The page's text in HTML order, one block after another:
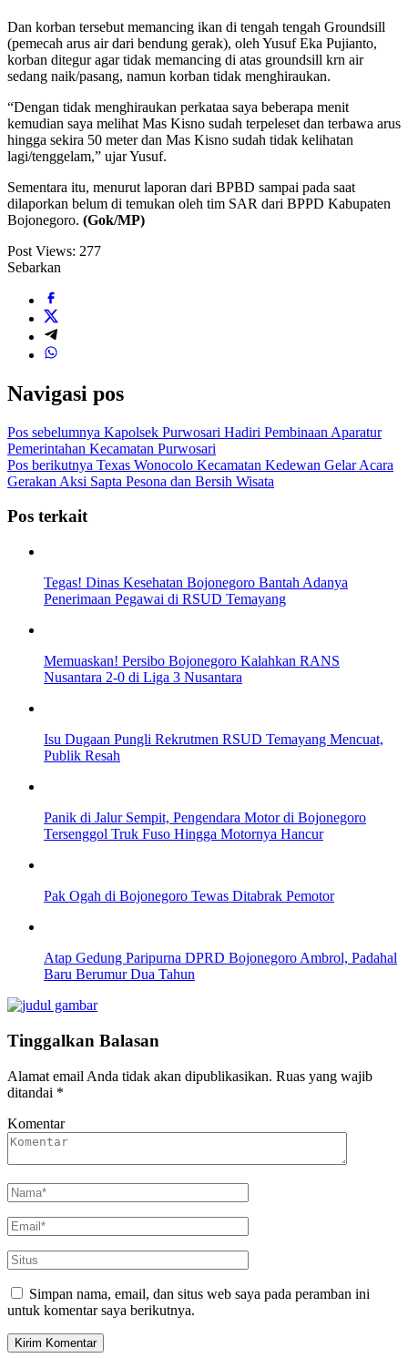
Dan korban tersebut memancing ikan di tengah tengah Groundsill
(pemecah arus air dari bendung gerak), oleh Yusuf Eka Pujianto,
korban ditegur agar tidak memancing di atas groundsill krn air
sedang naik/pasang, namun korban tidak menghiraukan.
“Dengan tidak menghiraukan perkataa saya beberapa menit
kemudian saya melihat Mas Kisno sudah terpeleset dan terbawa arus
hingga sekira 50 meter dan Mas Kisno sudah tidak kelihatan
lagi/tenggelam,” ujar Yusuf.
Sementara itu, menurut laporan dari BPBD sampai pada saat
dilaporkan belum di temukan oleh tim SAR dari BPPD Kabupaten
Bojonegoro. (Gok/MP)
Post Views: 277
Sebarkan
Navigasi pos
Pos sebelumnya Kapolsek Purwosari Hadiri Pembinaan Aparatur
Pemerintahan Kecamatan Purwosari
Pos berikutnya Texas Wonocolo Kecamatan Kedewan Gelar Acara
Gerakan Aksi Sapta Pesona dan Bersih Wisata
Pos terkait
Tegas! Dinas Kesehatan Bojonegoro Bantah Adanya
Penerimaan Pegawai di RSUD Temayang
Memuaskan! Persibo Bojonegoro Kalahkan RANS
Nusantara 2-0 di Liga 3 Nusantara
Isu Dugaan Pungli Rekrutmen RSUD Temayang Mencuat,
Publik Resah
Panik di Jalur Sempit, Pengendara Motor di Bojonegoro
Tersenggol Truk Fuso Hingga Motornya Hancur
Pak Ogah di Bojonegoro Tewas Ditabrak Pemotor
Atap Gedung Paripurna DPRD Bojonegoro Ambrol, Padahal
Baru Berumur Dua Tahun
Tinggalkan Balasan
Alamat email Anda tidak akan dipublikasikan. Ruas yang wajib
ditandai *
Komentar
Simpan nama, email, dan situs web saya pada peramban ini
untuk komentar saya berikutnya.